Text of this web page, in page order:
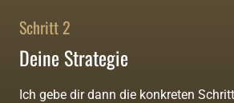
Schritt 2
Deine Strategie
Ich gebe dir dann die konkreten